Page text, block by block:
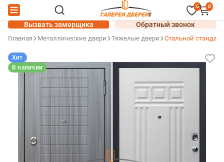
0 0
Вызвать замерщика Обратный звонок
Главная Металлические двери Тяжелые двери Стальной
Хит
В наличии